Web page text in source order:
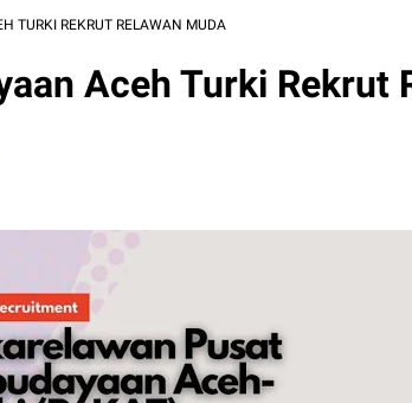
TURKI REKRUT RELAWAN MUDA
Aceh Turki Rekrut